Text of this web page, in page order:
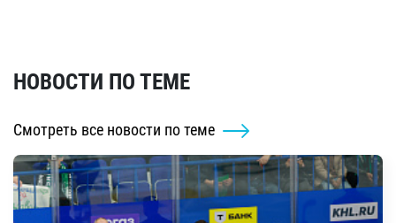
НОВОСТИ ПО ТЕМЕ
Смотреть все новости по теме